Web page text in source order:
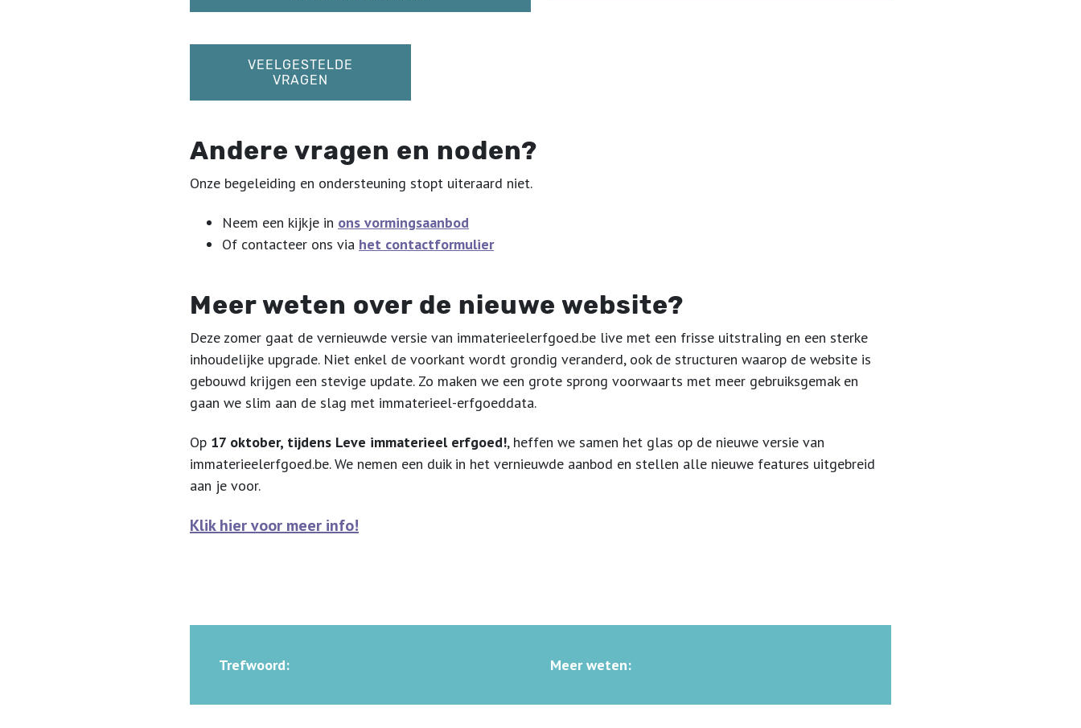
VEELGESTELDE
VRAGEN
Andere vragen en noden?
Onze begeleiding en ondersteuning stopt uiteraard niet.
Neem een kijkje in ons vormingsaanbod
Of contacteer ons via het contactformulier
Meer weten over de nieuwe website?
Deze zomer gaat de vernieuwde versie van immaterieelerfgoed.be live met een frisse uitstraling en een sterke
inhoudelijke upgrade. Niet enkel de voorkant wordt grondig veranderd, ook de structuren waarop de website is
gebouwd krijgen een stevige update. Zo maken we een grote sprong voorwaarts met meer gebruiksgemak en
gaan we slim aan de slag met immaterieel-erfgoeddata.
Op 17 oktober, tijdens Leve immaterieel erfgoed!, heffen we samen het glas op de nieuwe versie van
immaterieelerfgoed.be. We nemen een duik in het vernieuwde aanbod en stellen alle nieuwe features uitgebreid
aan je voor.
Klik hier voor meer info!
Trefwoord: Meer weten: